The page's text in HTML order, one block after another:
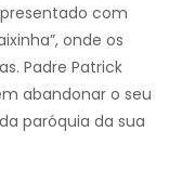
com
onde os
Padre Patrick
abandonar o seu
paróquia da sua